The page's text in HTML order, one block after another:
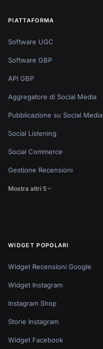
PIATTAFORMA
Software UGC
Software GBP
API GBP
Aggregatore di Social Media
Pubblicazione su Social Media
Social Listening
Social Commerce
Gestione Recensioni
Mostra altri 5
WIDGET POPOLARI
Widget Recensioni Google
Widget Instagram
Instagram Shop
Storie Instagram
Widget Facebook